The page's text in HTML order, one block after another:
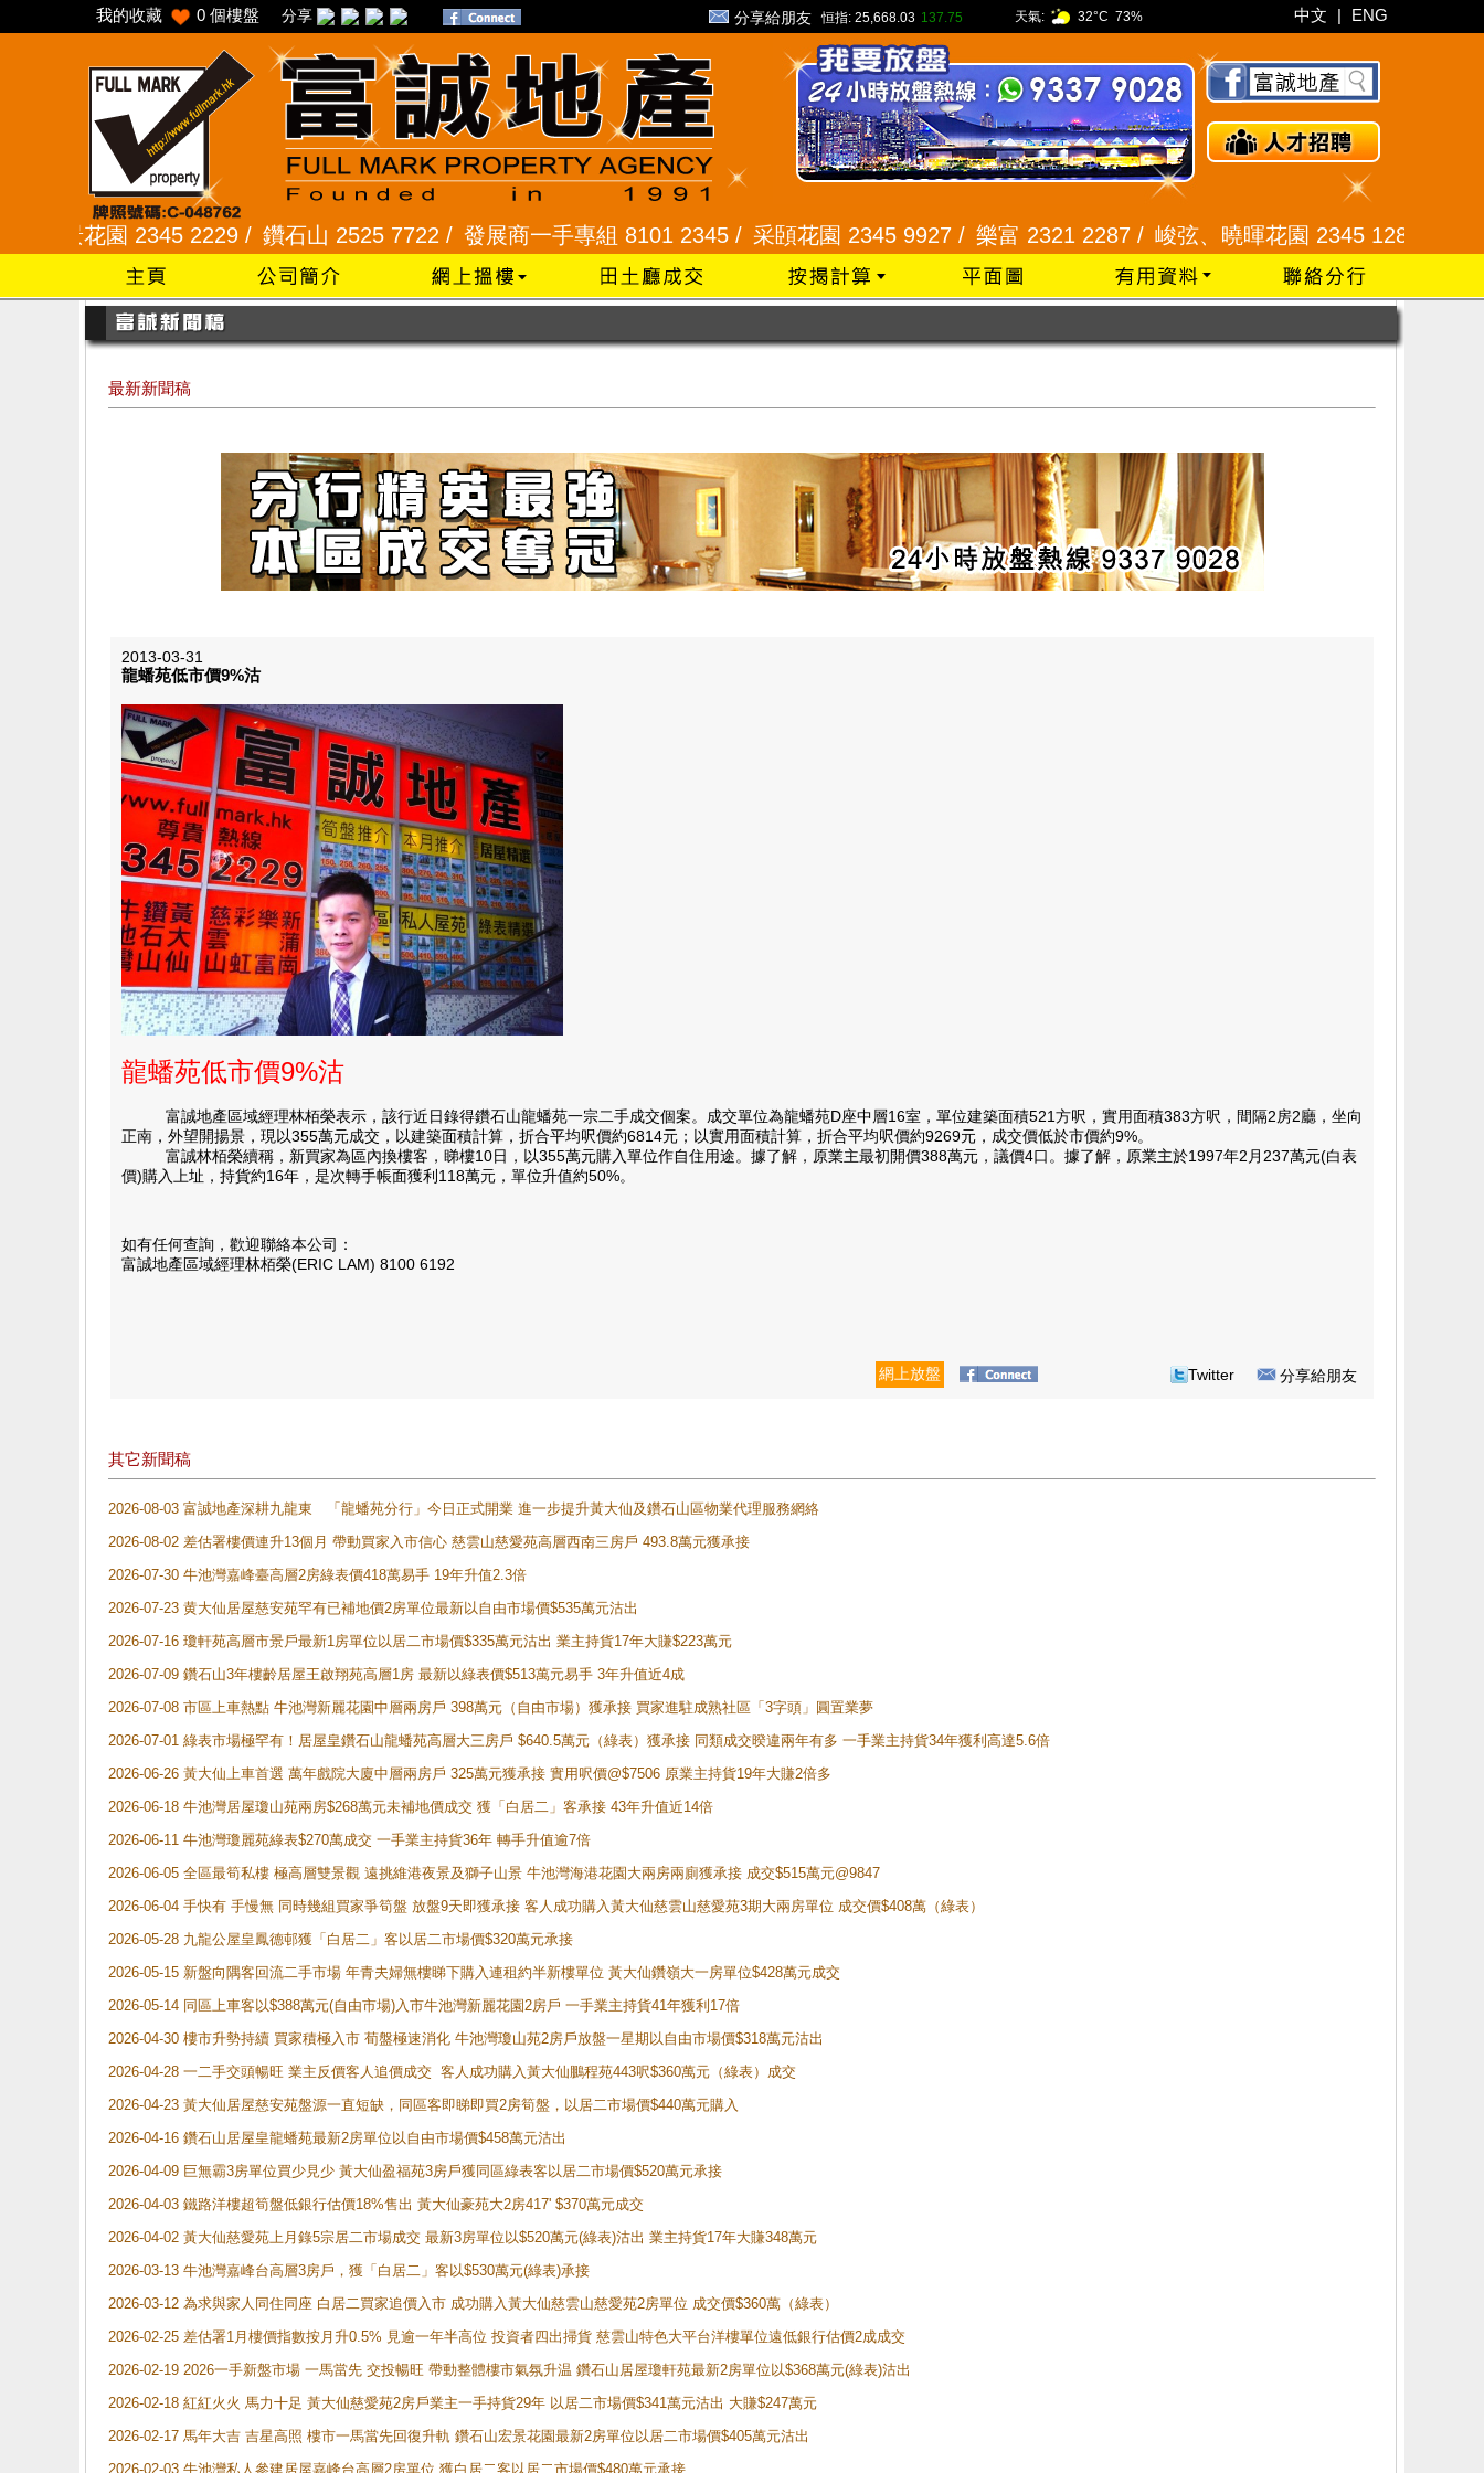
我的收藏 0 個樓盤 分享 分享給朋友 恒指: 25,668.03 137.75 天氣: 32°C 73% 中文 | ENG
園 2345 2229 /鑽石山 2525 7722 /發展商一手專組 8101 2345 /采頣花園 2345 9927 /樂富 2321 2287 /峻弦、曉暉花園 2345 1286 /威豪花園
最新新聞稿
2013-03-31
龍蟠苑低市價9%沽
龍蟠苑低市價9%沽
富誠地產區域經理林栢榮表示，該行近日錄得鑽石山龍蟠苑一宗二手成交個案。成交單位為龍蟠苑D座中層16室，單位建築面積521方呎，實用面積383方呎，間隔2房2廳，坐向
正南，外望開揚景，現以355萬元成交，以建築面積計算，折合平均呎價約6814元；以實用面積計算，折合平均呎價約9269元，成交價低於市價約9%。
富誠林栢榮續稱，新買家為區內換樓客，睇樓10日，以355萬元購入單位作自住用途。據了解，原業主最初開價388萬元，議價4口。據了解，原業主於1997年2月237萬元(白表
價)購入上址，持貨約16年，是次轉手帳面獲利118萬元，單位升值約50%。
如有任何查詢，歡迎聯絡本公司：
富誠地產區域經理林栢榮(ERIC LAM) 8100 6192
網上放盤 Twitter 分享給朋友
其它新聞稿
2026-08-03 富誠地產深耕九龍東 「龍蟠苑分行」今日正式開業 進一步提升黃大仙及鑽石山區物業代理服務網絡
2026-08-02 差估署樓價連升13個月 帶動買家入市信心 慈雲山慈愛苑高層西南三房戶 493.8萬元獲承接
2026-07-30 牛池灣嘉峰臺高層2房綠表價418萬易手 19年升值2.3倍
2026-07-23 黄大仙居屋慈安苑罕有已補地價2房單位最新以自由市場價$535萬元沽出
2026-07-16 瓊軒苑高層市景戶最新1房單位以居二市場價$335萬元沽出 業主持貨17年大賺$223萬元
2026-07-09 鑽石山3年樓齡居屋王啟翔苑高層1房 最新以綠表價$513萬元易手 3年升值近4成
2026-07-08 市區上車熱點 牛池灣新麗花園中層兩房戶 398萬元（自由市場）獲承接 買家進駐成熟社區「3字頭」圓置業夢
2026-07-01 綠表市場極罕有！居屋皇鑽石山龍蟠苑高層大三房戶 $640.5萬元（綠表）獲承接 同類成交暌違兩年有多 一手業主持貨34年獲利高達5.6倍
2026-06-26 黃大仙上車首選 萬年戲院大廈中層兩房戶 325萬元獲承接 實用呎價@$7506 原業主持貨19年大賺2倍多
2026-06-18 牛池灣居屋瓊山苑兩房$268萬元未補地價成交 獲「白居二」客承接 43年升值近14倍
2026-06-11 牛池灣瓊麗苑綠表$270萬成交 一手業主持貨36年 轉手升值逾7倍
2026-06-05 全區最筍私樓 極高層雙景觀 遠挑維港夜景及獅子山景 牛池灣海港花園大兩房兩廁獲承接 成交$515萬元@9847
2026-06-04 手快有 手慢無 同時幾組買家爭筍盤 放盤9天即獲承接 客人成功購入黃大仙慈雲山慈愛苑3期大兩房單位 成交價$408萬（綠表）
2026-05-28 九龍公屋皇鳳德邨獲「白居二」客以居二市場價$320萬元承接
2026-05-15 新盤向隅客回流二手市場 年青夫婦無樓睇下購入連租約半新樓單位 黃大仙鑽嶺大一房單位$428萬元成交
2026-05-14 同區上車客以$388萬元(自由市場)入市牛池灣新麗花園2房戶 一手業主持貨41年獲利17倍
2026-04-30 樓市升勢持續 買家積極入市 荀盤極速消化 牛池灣瓊山苑2房戶放盤一星期以自由市場價$318萬元沽出
2026-04-28 一二手交頭暢旺 業主反價客人追價成交 客人成功購入黃大仙鵬程苑443呎$360萬元（綠表）成交
2026-04-23 黃大仙居屋慈安苑盤源一直短缺，同區客即睇即買2房筍盤，以居二市場價$440萬元購入
2026-04-16 鑽石山居屋皇龍蟠苑最新2房單位以自由市場價$458萬元沽出
2026-04-09 巨無霸3房單位買少見少 黃大仙盈福苑3房戶獲同區綠表客以居二市場價$520萬元承接
2026-04-03 鐵路洋樓超筍盤低銀行估價18%售出 黃大仙豪苑大2房417' $370萬元成交
2026-04-02 黃大仙慈愛苑上月錄5宗居二市場成交 最新3房單位以$520萬元(綠表)沽出 業主持貨17年大賺348萬元
2026-03-13 牛池灣嘉峰台高層3房戶，獲「白居二」客以$530萬元(綠表)承接
2026-03-12 為求與家人同住同座 白居二買家追價入市 成功購入黃大仙慈雲山慈愛苑2房單位 成交價$360萬（綠表）
2026-02-25 差估署1月樓價指數按月升0.5% 見逾一年半高位 投資者四出掃貨 慈雲山特色大平台洋樓單位遠低銀行估價2成成交
2026-02-19 2026一手新盤市場 一馬當先 交投暢旺 帶動整體樓市氣氛升温 鑽石山居屋瓊軒苑最新2房單位以$368萬元(綠表)沽出
2026-02-18 紅紅火火 馬力十足 黃大仙慈愛苑2房戶業主一手持貨29年 以居二市場價$341萬元沽出 大賺$247萬元
2026-02-17 馬年大吉 吉星高照 樓市一馬當先回復升軌 鑽石山宏景花園最新2房單位以居二市場價$405萬元沽出
2026-02-03 牛池灣私人參建居屋嘉峰台高層2房單位 獲白居二客以居二市場價$480萬元承接